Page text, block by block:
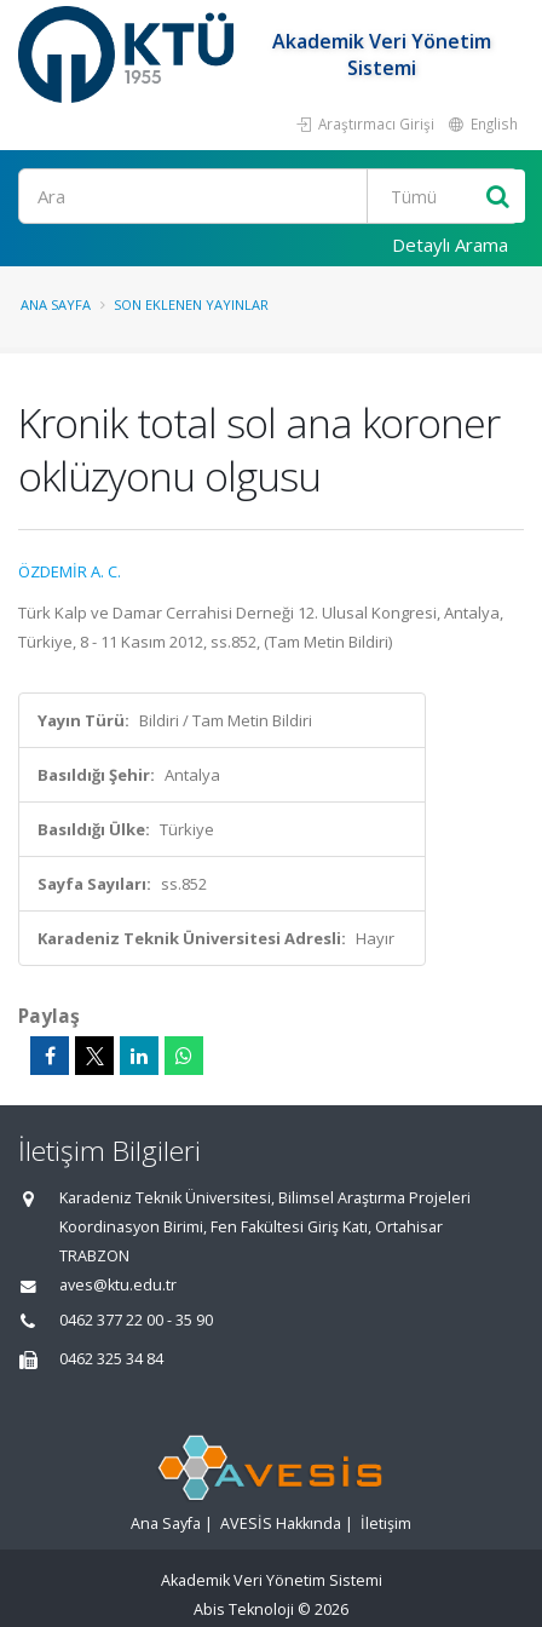
Akademik Veri Yönetim
Sistemi
Araştırmacı Girişi English
Ara
Detaylı Arama
ANA SAYFA SON EKLENEN YAYINLAR
Kronik total sol ana koroner
oklüzyonu olgusu
ÖZDEMİR A. C.
Türk Kalp ve Damar Cerrahisi Derneği 12. Ulusal Kongresi, Antalya,
Türkiye, 8 - 11 Kasım 2012, ss.852, (Tam Metin Bildiri)
Yayın Türü: Bildiri / Tam Metin Bildiri
Basıldığı Şehir: Antalya
Basıldığı Ülke: Türkiye
Sayfa Sayıları: ss.852
Karadeniz Teknik Üniversitesi Adresli: Hayır
Paylaş
İletişim Bilgileri
Karadeniz Teknik Üniversitesi, Bilimsel Araştırma Projeleri
Koordinasyon Birimi, Fen Fakültesi Giriş Katı, Ortahisar
TRABZON
aves@ktu.edu.tr
0462 377 22 00 - 35 90
0462 325 34 84
Ana Sayfa | AVESİS Hakkında | İletişim
Akademik Veri Yönetim Sistemi
Abis Teknoloji © 2026